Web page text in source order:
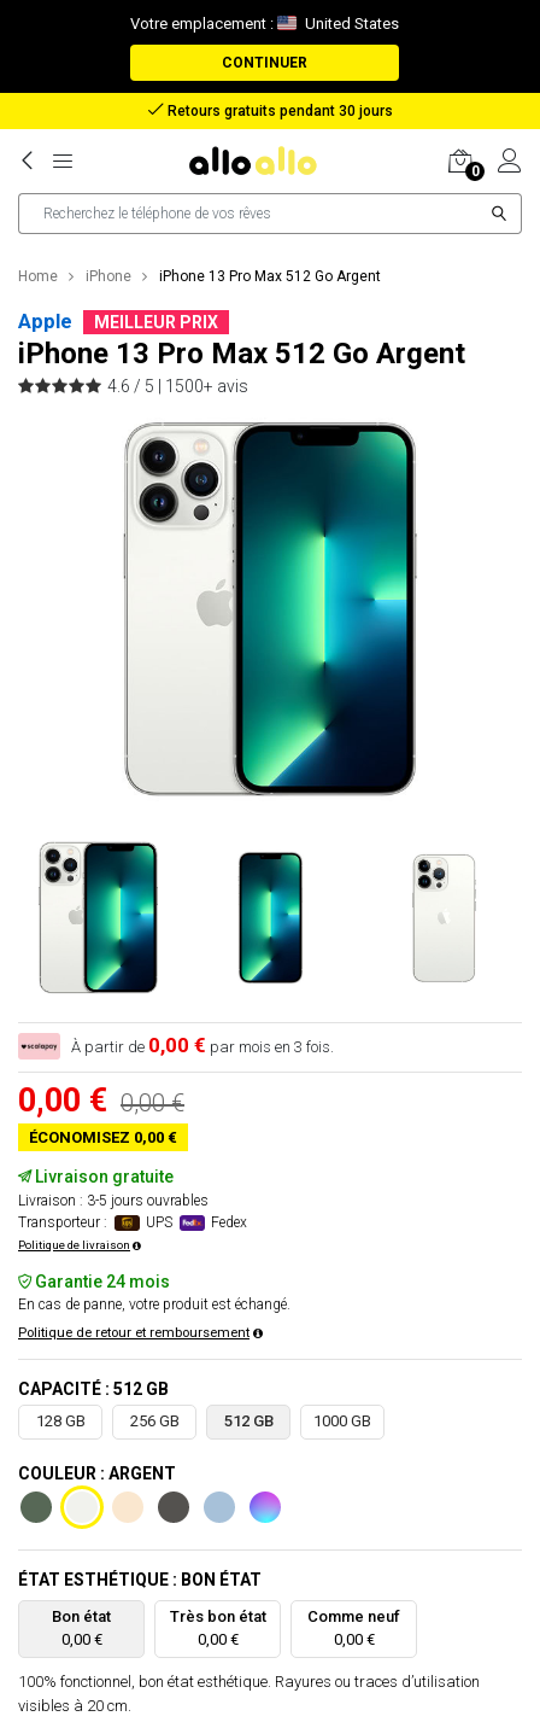
Votre emplacement : United States
CONTINUER
Remboursement en cas de perte de colis
0
Home iPhone iPhone 13 Pro Max 512 Go Argent
Apple MEILLEUR PRIX
iPhone 13 Pro Max 512 Go Argent
4.6 / 5 | 1500+ avis
À partir de 0,00 € par mois en 3 fois.
0,00 € 0,00 €
ÉCONOMISEZ 0,00 €
Livraison gratuite
Livraison : 3-5 jours ouvrables
Transporteur :
UPS Fedex
Politique de livraison
Garantie 24 mois
En cas de panne, votre produit est échangé.
Politique de retour et remboursement
CAPACITÉ : 512 GB
128 GB 256 GB 512 GB 1000 GB
COULEUR : ARGENT
ÉTAT ESTHÉTIQUE : BON ÉTAT
Bon état
0,00 €
Très bon état
0,00 €
Comme neuf
0,00 €
100% fonctionnel, bon état esthétique. Rayures ou traces d’utilisation
visibles à 20 cm.